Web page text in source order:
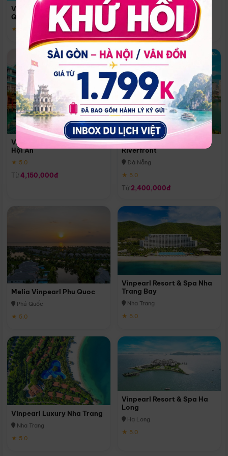
Vinpearl Resort & Spa Phu
Quoc
★ 5.0
Quoc
Phú Quốc
★ 5.0
Vinpearl Resort & Golf Nam
Hội An
★ 5.0
Từ 4,150,000đ
Melia Vinpearl Danang
Riverfront
Đà Nẵng
★ 5.0
Từ 2,400,000đ
Melia Vinpearl Phu Quoc
Phú Quốc
★ 5.0
Vinpearl Resort & Spa Nha
Trang Bay
Nha Trang
★ 5.0
Vinpearl Luxury Nha Trang
Nha Trang
★ 5.0
Vinpearl Resort & Spa Ha
Long
Hạ Long
★ 5.0